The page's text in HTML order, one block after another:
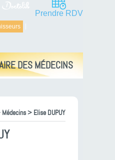
Prendre RDV
DES MÉDECINS
Médecins> Elise DUPUY